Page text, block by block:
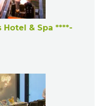
Hotel & Spa ****-